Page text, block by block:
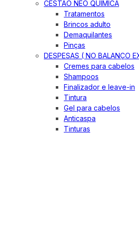
CESTÃO NEO QUIMICA
Tratamentos
Brincos adulto
Demaquilantes
Pinças
DESPESAS ( NO BALANÇO
Cremes para cabelos
Shampoos
Finalizador e leave-in
Tintura
Gel para cabelos
Anticaspa
Tinturas